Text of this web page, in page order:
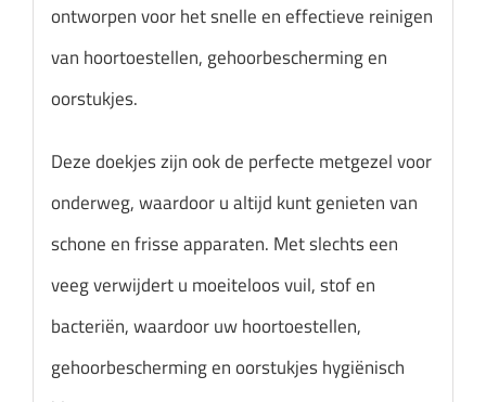
ontworpen voor het snelle en effectieve reinigen
van hoortoestellen, gehoorbescherming en
oorstukjes.
Deze doekjes zijn ook de perfecte metgezel voor
onderweg, waardoor u altijd kunt genieten van
schone en frisse apparaten. Met slechts een
veeg verwijdert u moeiteloos vuil, stof en
bacteriën, waardoor uw hoortoestellen,
gehoorbescherming en oorstukjes hygiënisch